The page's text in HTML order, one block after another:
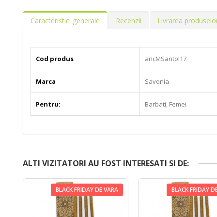
Caracteristici generale Recenzii Livrarea
Cod produs ancMSantoI17
Marca Savonia
Pentru: Barbati, Femei
ALTI VIZITATORI AU FOST INTERESATI SI DE:
BLACK FRIDAY DE VARA BLACK FRIDAY